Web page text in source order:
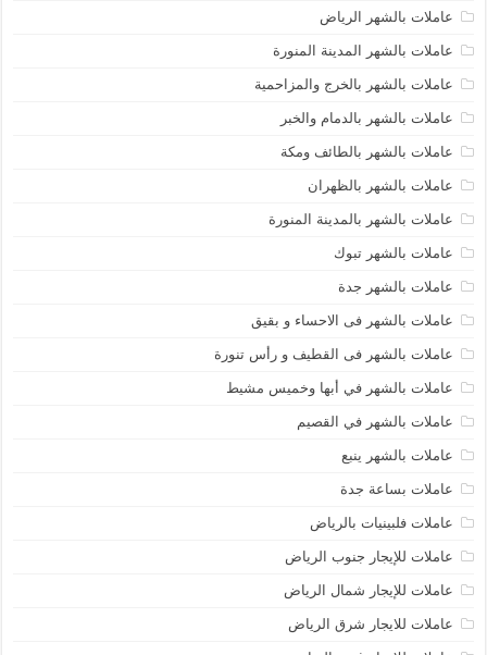
عاملات بالشهر الرياض
عاملات بالشهر المدينة المنورة
عاملات بالشهر بالخرج والمزاحمية
عاملات بالشهر بالدمام والخبر
عاملات بالشهر بالطائف ومكة
عاملات بالشهر بالظهران
عاملات بالشهر بالمدينة المنورة
عاملات بالشهر تبوك
عاملات بالشهر جدة
عاملات بالشهر فى الاحساء و بقيق
عاملات بالشهر فى القطيف و رأس تنورة
عاملات بالشهر في أبها وخميس مشيط
عاملات بالشهر في القصيم
عاملات بالشهر ينبع
عاملات بساعة جدة
عاملات فلبينيات بالرياض
عاملات للإيجار جنوب الرياض
عاملات للإيجار شمال الرياض
عاملات للايجار شرق الرياض